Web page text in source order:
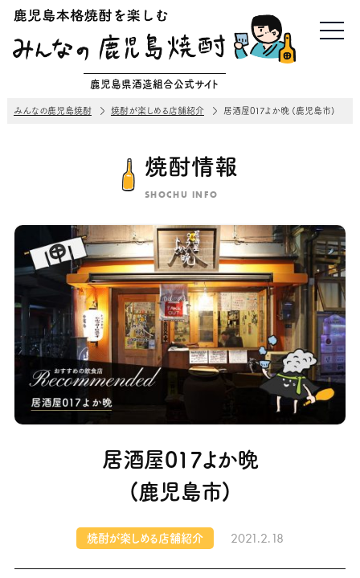
鹿児島県酒造組合公式サイト
みんなの鹿児島焼酎 焼酎が楽しめる店舗紹介 居酒屋017よか晩 (鹿児島市)
焼酎情報
SHOCHU INFO
居酒屋017よか晩
(鹿児島市)
焼酎が楽しめる店舗紹介 2021.2.18